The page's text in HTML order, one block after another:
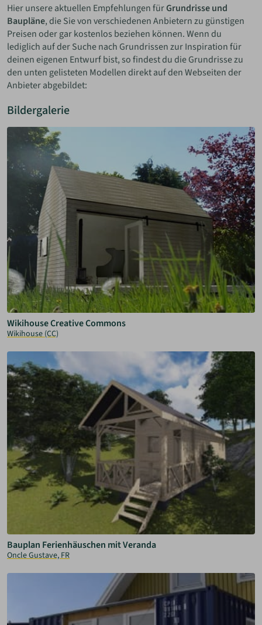
Hier unsere aktuellen Empfehlungen fürGrundrisse und
Baupläne, die Sie von verschiedenen Anbietern zu günstigen
Preisen oder gar kostenlos beziehen können. Wenn du
lediglich auf der Suche nach Grundrissen zur Inspiration für
deinen eigenen Entwurf bist, so findest du die Grundrisse zu
den unten gelisteten Modellen direkt auf den Webseiten der
Anbieter abgebildet:
Bildergalerie
Wikihouse Creative Commons
Wikihouse (CC)
Bauplan Ferienhäuschen mit Veranda
Oncle Gustave, FR